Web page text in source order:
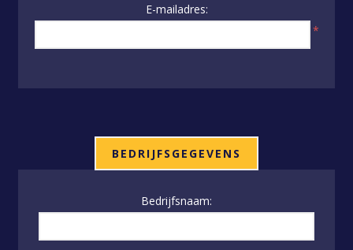
E-mailadres:
*
BEDRIJFSGEGEVENS
Bedrijfsnaam: